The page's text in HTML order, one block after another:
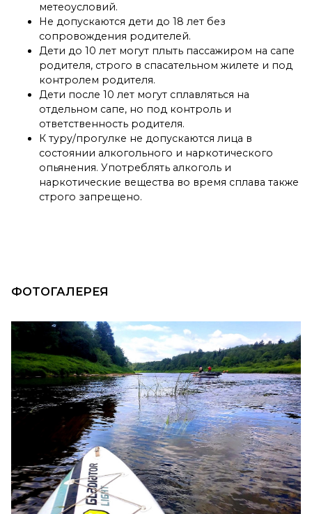
метеоусловий.
Не допускаются дети до 18 лет без
сопровождения родителей.
Дети до 10 лет могут плыть пассажиром на сапе
родителя, строго в спасательном жилете и под
контролем родителя.
Дети после 10 лет могут сплавляться на
отдельном сапе, но под контроль и
ответственность родителя.
К туру/прогулке не допускаются лица в
состоянии алкогольного и наркотического
опьянения. Употреблять алкоголь и
наркотические вещества во время сплава также
строго запрещено.
ФОТОГАЛЕРЕЯ